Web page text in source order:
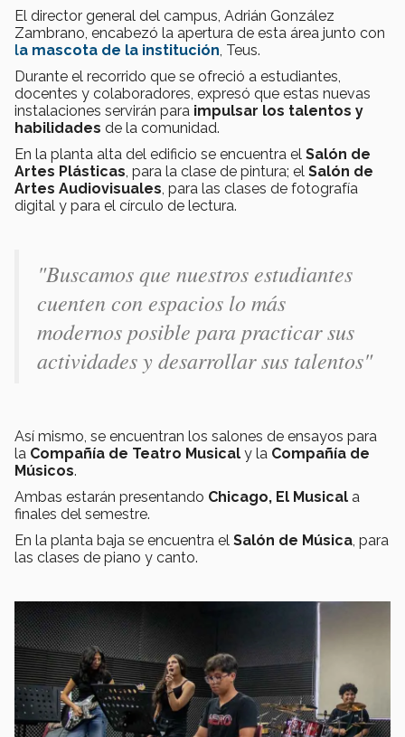
El director general del campus, Adrián González
Zambrano, encabezó la apertura de esta área junto con
la mascota de la institución, Teus.
Durante el recorrido que se ofreció a estudiantes,
docentes y colaboradores, expresó que estas nuevas
instalaciones servirán para impulsar los talentos y
habilidades de la comunidad.
En la planta alta del edificio se encuentra el Salón de
Artes Plásticas, para la clase de pintura; el Salón de
Artes Audiovisuales, para las clases de fotografía
digital y para el círculo de lectura.
"Buscamos que nuestros estudiantes
cuenten con espacios lo más
modernos posible para practicar sus
actividades y desarrollar sus talentos"
Así mismo, se encuentran los salones de ensayos para
la Compañía de Teatro Musical y la Compañía de
Músicos.
Ambas estarán presentando Chicago, El Musical a
finales del semestre.
En la planta baja se encuentra el Salón de Música, para
las clases de piano y canto.